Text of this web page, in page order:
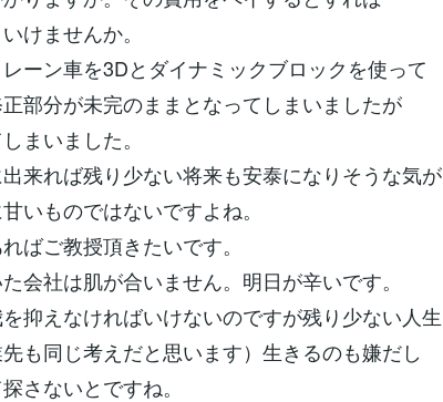
けませんか。
ーン車を3Dとダイナミックブロックを使って
部分が未完のままとなってしまいましたが
まいました。
来れば残り少ない将来も安泰になりそうな気が
いものではないですよね。
ばご教授頂きたいです。
会社は肌が合いません。明日が辛いです。
抑えなければいけないのですが残り少ない人生
も同じ考えだと思います）生きるのも嫌だし
さないとですね。